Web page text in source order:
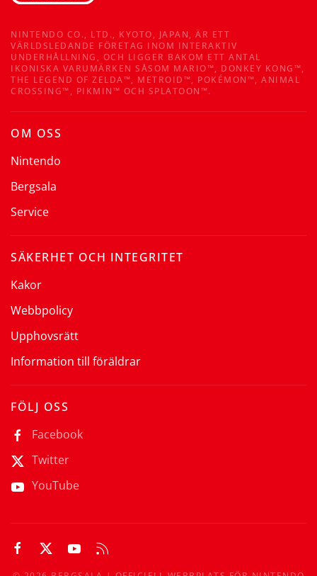
NINTENDO CO., LTD., KYOTO, JAPAN, ÄR ETT
VÄRLDSLEDANDE FÖRETAG INOM INTERAKTIV
UNDERHÅLLNING, OCH LIGGER BAKOM ETT ANTAL
IKONISKA VARUMÄRKEN SÅSOM MARIO™, DONKEY KONG™,
THE LEGEND OF ZELDA™, METROID™, POKÉMON™, ANIMAL
CROSSING™, PIKMIN™ OCH SPLATOON™.
OM OSS
Nintendo
Bergsala
Service
SÄKERHET OCH INTEGRITET
Kakor
Webbpolicy
Upphovsrätt
Information till föräldrar
FÖLJ OSS
Facebook
Twitter
YouTube